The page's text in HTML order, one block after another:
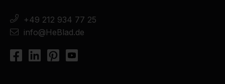
+49 212 934 77 25
info@HeBlad.de